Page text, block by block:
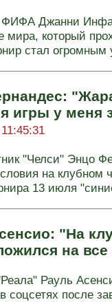
ФИФА Джанни
мира, который
стал огромным
игры у меня
"Челси" Энцо
на
13 июля
"На
на
Рауль
соцсетях после